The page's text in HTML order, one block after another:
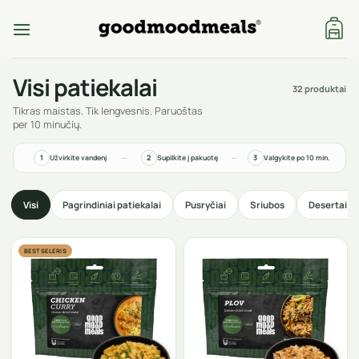
Visi patiekalai
Tikras maistas. Tik lengvesnis. Paruoštas
per 10 minučių.
1 Užvirkite vandenį 2 Supilkite į pakuotę 3 Valgykite po 10 min.
32 produktai
Visi Pagrindiniai patiekalai Pusryčiai Sriubos Desertai
BESTSELERIS